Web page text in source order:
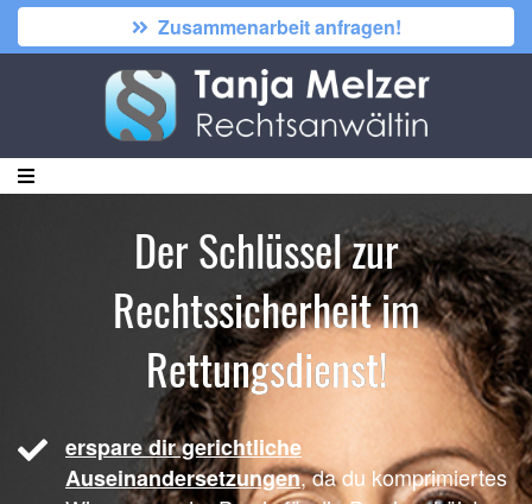
Zusammenarbeit anfragen!
Der Schlüssel zur
Rechtssicherheit im
Rettungsdienst!
erspare dir gerichtliche
Auseinandersetzungen, da du komprimiertes